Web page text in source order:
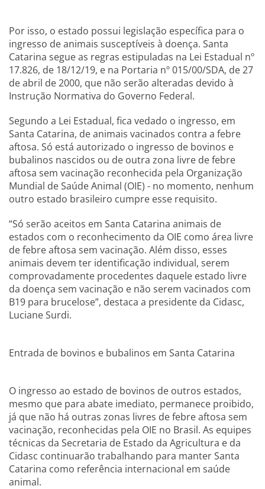
Por isso, o estado possui legislação específica para o
ingresso de animais susceptíveis à doença. Santa
Catarina segue as regras estipuladas na Lei Estadual nº
17.826, de 18/12/19, e na Portaria nº 015/00/SDA, de 27
de abril de 2000, que não serão alteradas devido à
Instrução Normativa do Governo Federal.
Segundo a Lei Estadual, fica vedado o ingresso, em
Santa Catarina, de animais vacinados contra a febre
aftosa. Só está autorizado o ingresso de bovinos e
bubalinos nascidos ou de outra zona livre de febre
aftosa sem vacinação reconhecida pela Organização
Mundial de Saúde Animal (OIE) - no momento, nenhum
outro estado brasileiro cumpre esse requisito.
“Só serão aceitos em Santa Catarina animais de
estados com o reconhecimento da OIE como área livre
de febre aftosa sem vacinação. Além disso, esses
animais devem ter identificação individual, serem
comprovadamente procedentes daquele estado livre
da doença sem vacinação e não serem vacinados com
B19 para brucelose”, destaca a presidente da Cidasc,
Luciane Surdi.
Entrada de bovinos e bubalinos em Santa Catarina
O ingresso ao estado de bovinos de outros estados,
mesmo que para abate imediato, permanece proibido,
já que não há outras zonas livres de febre aftosa sem
vacinação, reconhecidas pela OIE no Brasil. As equipes
técnicas da Secretaria de Estado da Agricultura e da
Cidasc continuarão trabalhando para manter Santa
Catarina como referência internacional em saúde
animal.